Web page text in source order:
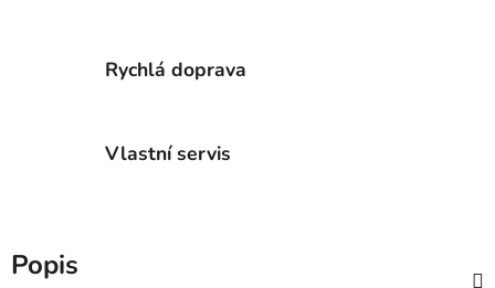
Rychlá doprava
Vlastní servis
Popis